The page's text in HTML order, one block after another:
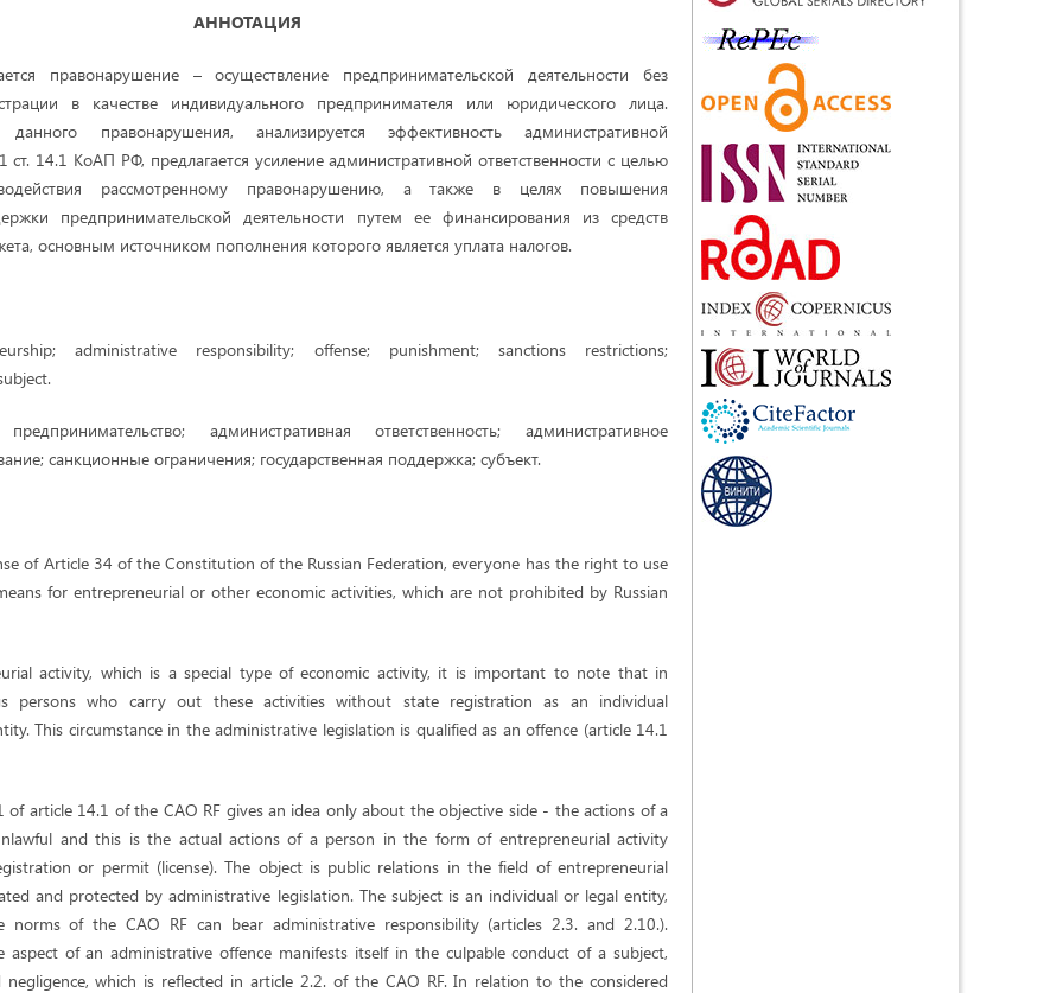
АННОТАЦИЯ
правонарушение – осуществление предпринимательской деятельности без
в качестве индивидуального предпринимателя или юридического лица.
правонарушения, анализируется эффективность административной
ст. 14.1 КоАП РФ, предлагается усиление административной ответственности с целью
рассмотренному правонарушению, а также в целях повышения
предпринимательской деятельности путем ее финансирования из средств
основным источником пополнения которого является уплата налогов.
administrative responsibility; offense; punishment; sanctions restrictions;
предпринимательство; административная ответственность; административное
санкционные ограничения; государственная поддержка; субъект.
of Article 34 of the Constitution of the Russian Federation, everyone has the right to use
for entrepreneurial or other economic activities, which are not prohibited by Russian
activity, which is a special type of economic activity, it is important to note that in
persons who carry out these activities without state registration as an individual
This circumstance in the administrative legislation is qualified as an offence (article 14.1
of article 14.1 of the CAO RF gives an idea only about the objective side - the actions of a
and this is the actual actions of a person in the form of entrepreneurial activity
or permit (license). The object is public relations in the field of entrepreneurial
and protected by administrative legislation. The subject is an individual or legal entity,
of the CAO RF can bear administrative responsibility (articles 2.3. and 2.10.).
aspect of an administrative offence manifests itself in the culpable conduct of a subject,
which is reflected in article 2.2. of the CAO RF. In relation to the considered